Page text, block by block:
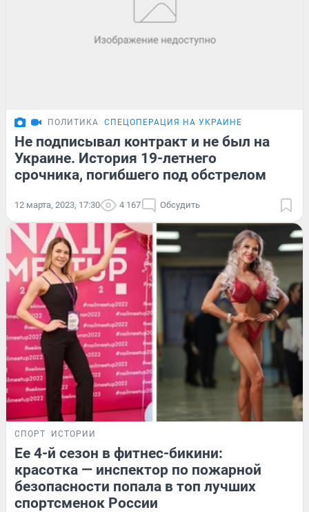
ПОЛИТИКА СПЕЦОПЕРАЦИЯ НА УКРАИНЕ
Не подписывал контракт и не был на
Украине. История 19-летнего
срочника, погибшего под обстрелом
12 марта, 2023, 17:30 4 167 Обсудить
СПОРТ ИСТОРИИ
Ее 4-й сезон в фитнес-бикини:
красотка — инспектор по пожарной
безопасности попала в топ лучших
спортсменок России